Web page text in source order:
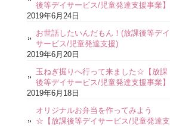
後等デイサービス/児童発達支援事業】
2019年6月24日
お世話したいんだもん！(放課後等デイ
サービス/児童発達支援)
2019年6月20日
玉ねぎ掘りへ行って来ました☆【放課
後等デイサービス/児童発達支援事業】
2019年6月18日
オリジナルお弁当を作ってみよう
☆【放課後等デイサービス/児童発達支